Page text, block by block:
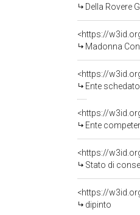
Della Rovere
<https://
Madonna
<https://
Ente schedatore del bene
<https://
Ente competente
<https://
Stato di
<https://
dipinto